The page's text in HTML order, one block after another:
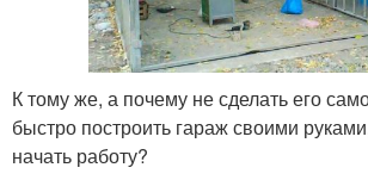
К тому же, а почему не сделать его
быстро построить гараж своими
начать работу?